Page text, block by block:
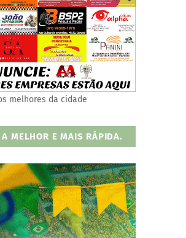
melhores da cidade
A MELHOR E MAIS RÁPIDA.